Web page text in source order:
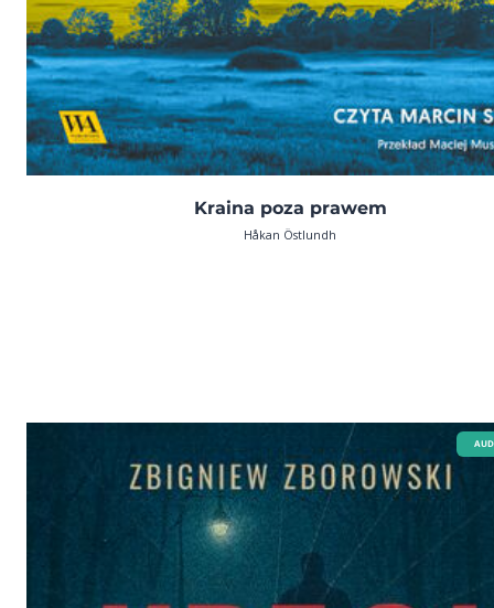
Kraina poza prawem
Håkan Östlundh